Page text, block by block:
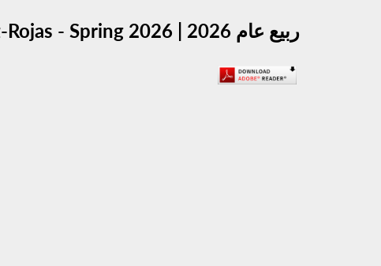
News From Assembly Member | أخبار من عضوة الجمعية Jessica González-Rojas - Spring 2026 | ربيع عام 2026